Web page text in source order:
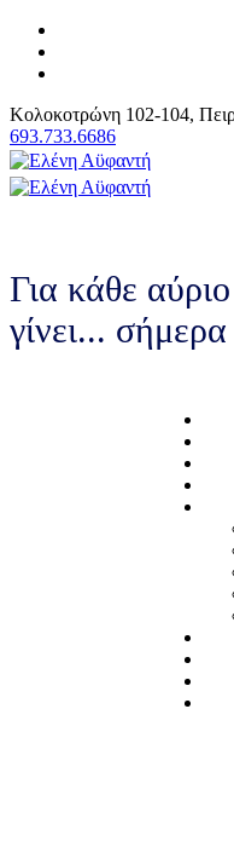
Κολοκοτρώνη 102-104,
693.733.6686
Για κάθε
γίνει... σήμερα